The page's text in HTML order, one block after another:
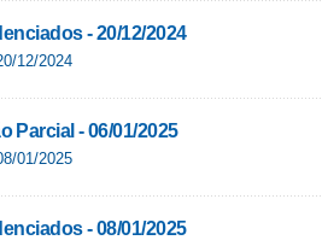
- 20/12/2024
12/2024
Parcial - 06/01/2025
01/2025
- 08/01/2025